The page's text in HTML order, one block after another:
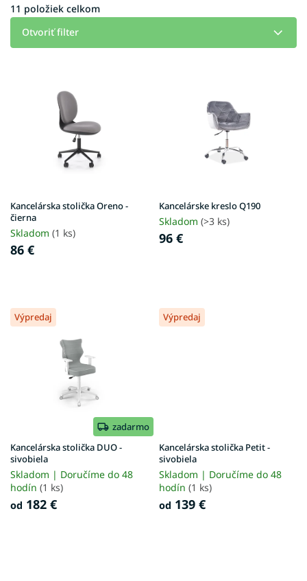
i
e
11 položiek celkom
Otvoriť filter
u
k
t
o
Kancelárska stolička Oreno -
čierna
Skladom (1 ks)
86 €
Kancelárske kreslo Q190
Skladom (>3 ks)
96 €
Výpredaj
zadarmo
Kancelárska stolička DUO -
sivobiela
Skladom | Doručíme do 48
hodín (1 ks)
od 182 €
Výpredaj
Kancelárska stolička Petit -
sivobiela
Skladom | Doručíme do 48
hodín (1 ks)
od 139 €